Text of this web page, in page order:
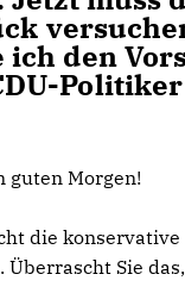
den
guten Morgen!
die
Sie